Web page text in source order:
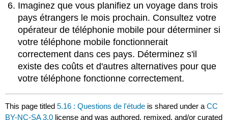
Imaginez que vous planifiez un voyage dans trois
pays étrangers le mois prochain. Consultez votre
opérateur de téléphonie mobile pour déterminer si
votre téléphone mobile fonctionnerait
correctement dans ces pays. Déterminez s'il
existe des coûts et d'autres alternatives pour que
votre téléphone fonctionne correctement.
This page titled5.16 : Questions de l'étude is shared under aCC
BY-NC-SA 3.0 license and was authored, remixed, and/or curated